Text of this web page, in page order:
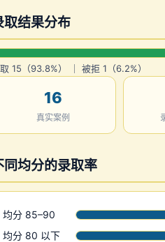
取结果分布
15（93.8%） ｜ 被拒 1（6.2%）
16
真实案例
同均分的录取率
均分 85–90
均分 80 以下